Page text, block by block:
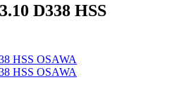
D338 HSS